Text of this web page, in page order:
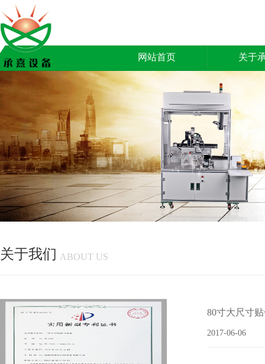
网站首页 关于
关于我们 ABOUT US
80寸大尺寸
2017-06-06